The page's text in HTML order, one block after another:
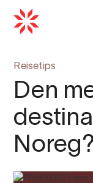
Reisetips
Den
Noreg?